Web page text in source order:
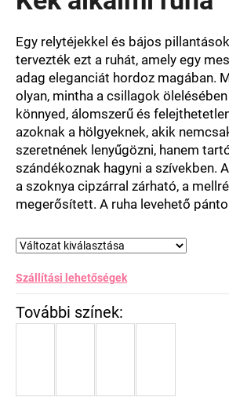
értékelése
0,0
csillag.
Egy relytéjekkel és bájos
tervezték ezt a ruhát, amely egy
adag eleganciát hordoz magában.
olyan, mintha a csillagok
könnyed, álomszerű és
azoknak a hölgyeknek, akik
szeretnének lenyűgözni, hanem
szándékoznak hagyni a szívekben.
a szoknya cipzárral zárható, a
megerősített. A ruha levehető
Szállítási lehetőségek